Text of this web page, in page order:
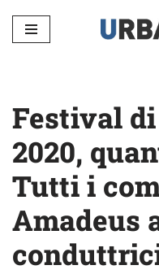
Vai
Festival
2020,
Tutti i
Amadeus